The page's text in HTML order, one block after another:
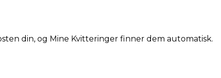
din, og Mine Kvitteringer finner dem automatisk.